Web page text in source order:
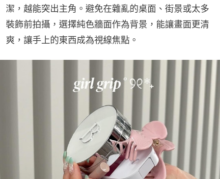
潔，越能突出主角。避免在雜亂的桌面、街景或太多
裝飾前拍攝，選擇純色牆面作為背景，能讓畫面更清
爽，讓手上的東西成為視線焦點。